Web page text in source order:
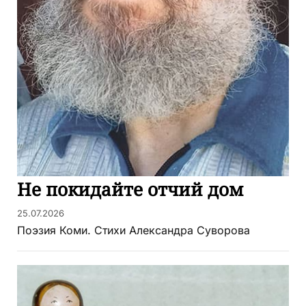
Не покидайте отчий дом
25.07.2026
Поэзия Коми. Стихи Александра Суворова